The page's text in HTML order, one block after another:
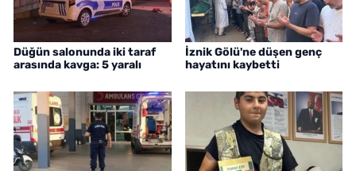
Düğün salonunda iki taraf
arasında kavga: 5 yaralı
İznik Gölü'ne düşen genç
hayatını kaybetti